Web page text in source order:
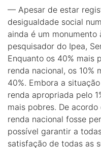
— Apesar de estar
desigualdade social
ainda é um
pesquisador do Ipea,
Enquanto os 40% mais
renda nacional, os 10%
40%. Embora a
renda apropriada pelo
mais pobres. De
renda nacional fosse
possível garantir a
satisfação de todas as